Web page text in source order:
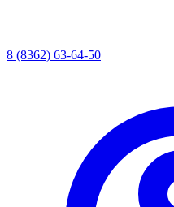
8 (8362) 63-64-50